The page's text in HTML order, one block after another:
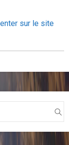
sur le site